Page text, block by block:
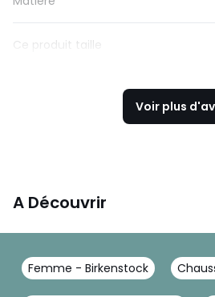
Ce produit taille
Voir plus
A Découvrir
Femme - Birkenstock